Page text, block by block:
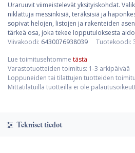
Uraruuvit viimeistelevät yksityiskohdat.
niklattuja messinkisiä, teräksisiä ja
sopivat helojen, listojen ja rakenteiden
tärkeä osa, joka tekee lopputuloksesta
Viivakoodi: 6430076938039 Tuotekoodi:
Lue toimitusehtomme tästä
Varastotuotteiden toimitus: 1-3 arkipäivää
Loppuneiden tai tilattujen tuotteiden
Mittatilatuilla tuotteilla ei ole
Tekniset tiedot